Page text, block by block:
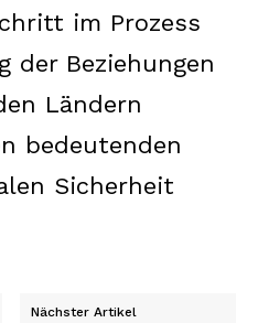
im Prozess
der Beziehungen
Ländern
bedeutenden
Sicherheit
Nächster Artikel